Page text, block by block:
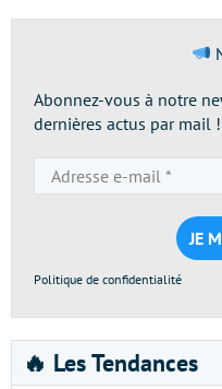
Abonnez-vous à notre
dernières actus par mail !
Politique de confidentialité
🔥 Les Tendances